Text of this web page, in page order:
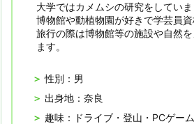
大学ではカメムシの研究をしてい
博物館や動植物園が好きで学芸員資
旅行の際は博物館等の施設や自然
ます。
性別：男
出身地：奈良
趣味：ドライブ・登山・PCゲーム